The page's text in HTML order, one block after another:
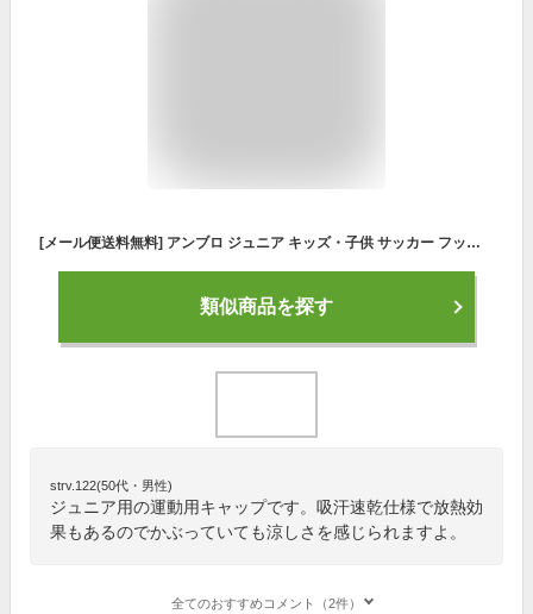
[メール便送料無料] アンブロ ジュニア キッズ・子供 サッカー フットサル 帽子 子供用 ジュニア クーリングフットボールプラクティスキャップ 子ども用 帽子 子供 涼感 冷感 UVカット 熱中症対策 暑さ対策 紫外線対策 こども ヘディングキャップ ブランド UF5SCP02J UMBRO
類似商品を探す
strv.122(50代・男性)
ジュニア用の運動用キャップです。吸汗速乾仕様で放熱効
果もあるのでかぶっていても涼しさを感じられますよ。
全てのおすすめコメント（2件）